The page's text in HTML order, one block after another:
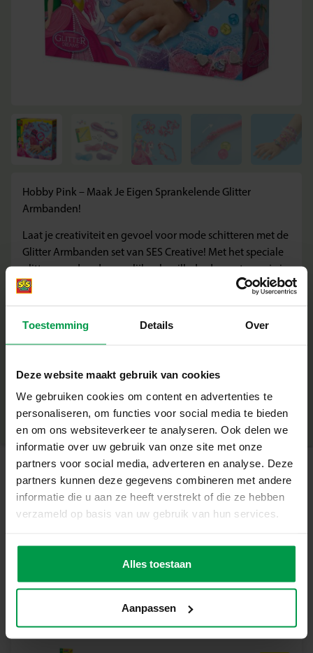
Toestemming Details Over
Deze website maakt gebruik van cookies
We gebruiken cookies om content en advertenties te
personaliseren, om functies voor social media te bieden
en om ons websiteverkeer te analyseren. Ook delen we
informatie over uw gebruik van onze site met onze
partners voor social media, adverteren en analyse. Deze
partners kunnen deze gegevens combineren met andere
informatie die u aan ze heeft verstrekt of die ze hebben
verzameld op basis van uw gebruik van hun services.
Alles toestaan
Aanpassen
Hobby Pink – Maak Je Eigen Sprankelende Glitter
Armbanden!
Laat je creativiteit en gevoel voor mode schitteren met de
Glitter Armbanden set van SES Creative! Met het speciale
glitter gaasdraad en vrolijke chenilledraden ontwerp je in
een handomdraai je eigen, unieke sieraden. Ideaal voor
kleuren.
Wat deze set geweldig maakt
Inclusief speciaal glitter gaasdraad voor een sprankelend
effect
4 kleurrijke chenilledraden voor eindeloos combineren
Geen extra materialen nodig – alles zit in de set
Stimuleert creativiteit én fijne motoriek
Perfect voor kinderen vanaf 4 jaar die van mode houden
Laat je fantasie fonkelen
Of het nu voor een feestje is, een cadeau of gewoon
biedt kinderen de kans om hun eigen stijl te ontdekken.
Elk armbandje dat ze maken, is een creatie om trots op te
sprankelend!
3 kleuren glitter gaasdraad
Productnummer|
14128
Deel dit product
Gerelateerde producten
mega set 6
kleuren x 110
leeftijd